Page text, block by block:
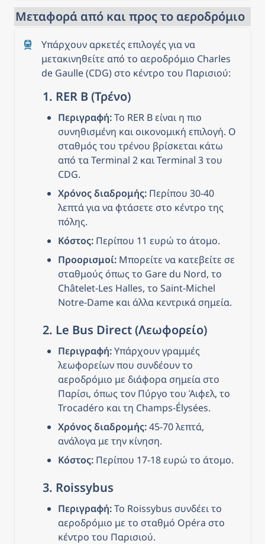
Μεταφορά από και προς το αεροδρόμιο
Υπάρχουν αρκετές επιλογές για να
μετακινηθείτε από το αεροδρόμιο Charles
de Gaulle (CDG) στο κέντρο του Παρισιού:
1. RER B (Τρένο)
Περιγραφή: Το RER B είναι η πιο
συνηθισμένη και οικονομική επιλογή. Ο
σταθμός του τρένου βρίσκεται κάτω
από τα Terminal 2 και Terminal 3 του
CDG.
Χρόνος διαδρομής: Περίπου 30-40
λεπτά για να φτάσετε στο κέντρο της
πόλης.
Κόστος: Περίπου 11 ευρώ το άτομο.
Προορισμοί: Μπορείτε να κατεβείτε σε
σταθμούς όπως το Gare du Nord, το
Châtelet-Les Halles, το Saint-Michel
Notre-Dame και άλλα κεντρικά σημεία.
2. Le Bus Direct (Λεωφορείο)
Περιγραφή: Υπάρχουν γραμμές
λεωφορείων που συνδέουν το
αεροδρόμιο με διάφορα σημεία στο
Παρίσι, όπως τον Πύργο του Άιφελ, το
Trocadéro και τη Champs-Élysées.
Χρόνος διαδρομής: 45-70 λεπτά,
ανάλογα με την κίνηση.
Κόστος: Περίπου 17-18 ευρώ το άτομο.
3. Roissybus
Περιγραφή: Το Roissybus συνδέει το
αεροδρόμιο με το σταθμό Opéra στο
κέντρο του Παρισιού.